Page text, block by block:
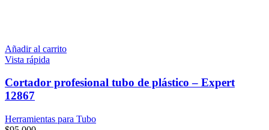
Añadir al carrito
Vista rápida
Cortador profesional tubo de plástico – Expert
12867
Herramientas para Tubo